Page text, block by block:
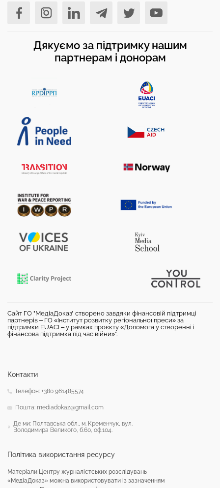
Дякуємо за підтримку нашим
партнерам і донорам
Сайт ГО "МедіаДоказ" створено завдяки фінансовій підтримці
партнерів – ГО «Інститут розвитку регіональної преси» за
підтримки EUACI – у рамках проєкту «Допомога у створенні і
фінансова підтримка під час війни»".
Політика використання ресурсу
Матеріали Центру журналістських розслідувань
«МедіаДоказ» можна використовувати із зазначенням
Контакти
Телефон: +380 961485574
Пошта: mediadokaz@gmail.com
Де ми: Полтавська обл., м. Кременчук, вул.
Володимира Великого, б.60, оф.104.